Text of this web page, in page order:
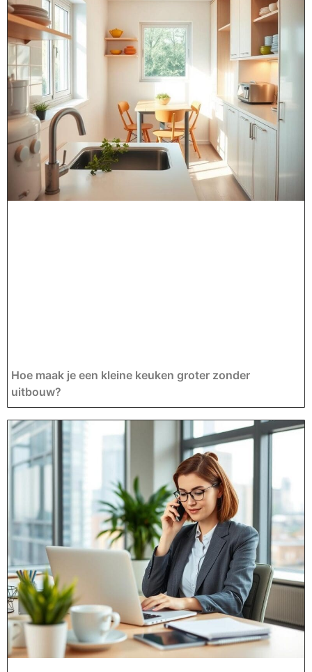
Hoe maak je een kleine keuken groter zonder
uitbouw?